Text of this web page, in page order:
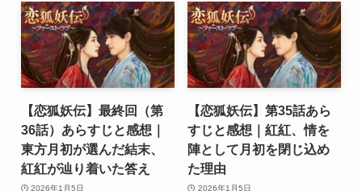
【恋狐妖伝】最終回（第
36話）あらすじと感想｜
東方月初が選んだ結末、
紅紅が辿り着いた答え
2026年1月5日
【恋狐妖伝】第35話あら
すじと感想｜紅紅、情を
陣として月初を閉じ込め
た理由
2026年1月5日